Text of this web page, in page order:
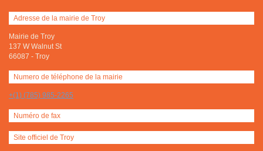
Adresse de la mairie de Troy
Mairie de Troy
137 W Walnut St
66087 - Troy
Numero de téléphone de la mairie
+(1) (785) 985-2265
Numéro de fax
Site officiel de Troy